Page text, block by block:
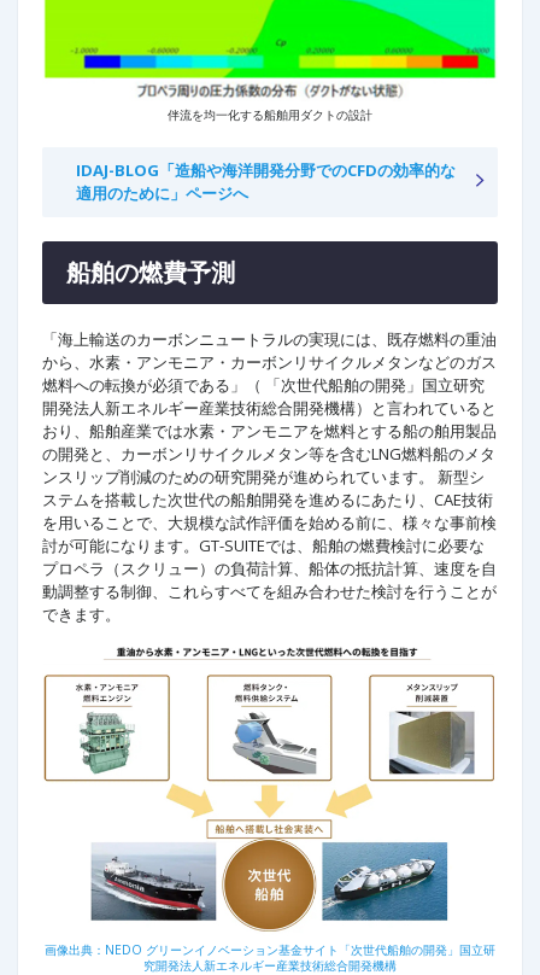
伴流を均一化する船舶用ダクトの設計
IDAJ-BLOG「造船や海洋開発分野でのCFDの効率的な
適用のために」ページへ
船舶の燃費予測
「海上輸送のカーボンニュートラルの実現には、既存燃料の重油
から、水素・アンモニア・カーボンリサイクルメタンなどのガス
燃料への転換が必須である」（ 「次世代船舶の開発」国立研究
開発法人新エネルギー産業技術総合開発機構）と言われていると
おり、船舶産業では水素・アンモニアを燃料とする船の舶用製品
の開発と、カーボンリサイクルメタン等を含むLNG燃料船のメタ
ンスリップ削減のための研究開発が進められています。 新型シ
ステムを搭載した次世代の船舶開発を進めるにあたり、CAE技術
を用いることで、大規模な試作評価を始める前に、様々な事前検
討が可能になります。GT-SUITEでは、船舶の燃費検討に必要な
プロペラ（スクリュー）の負荷計算、船体の抵抗計算、速度を自
動調整する制御、これらすべてを組み合わせた検討を行うことが
できます。
画像出典：NEDO グリーンイノベーション基金サイト「次世代船舶の開発」国立研
究開発法人新エネルギー産業技術総合開発機構